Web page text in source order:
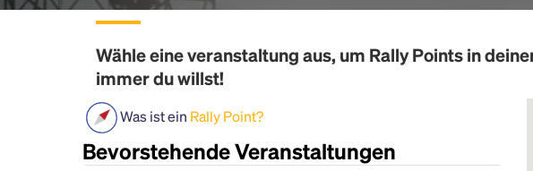
Wähle eine veranstaltung aus, um Rally Pointsin
immer du willst!
Was ist ein Rally Point?
Bevorstehende Veranstaltungen